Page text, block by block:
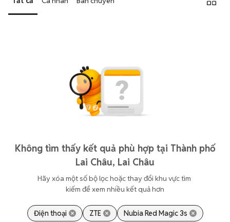
Không tìm thấy kết quả phù hợp tại Thành phố
Lai Châu, Lai Châu
Hãy xóa một số bộ lọc hoặc thay đổi khu vực tìm
kiếm để xem nhiều kết quả hơn
Điện thoại ZTE Nubia Red Magic 3s